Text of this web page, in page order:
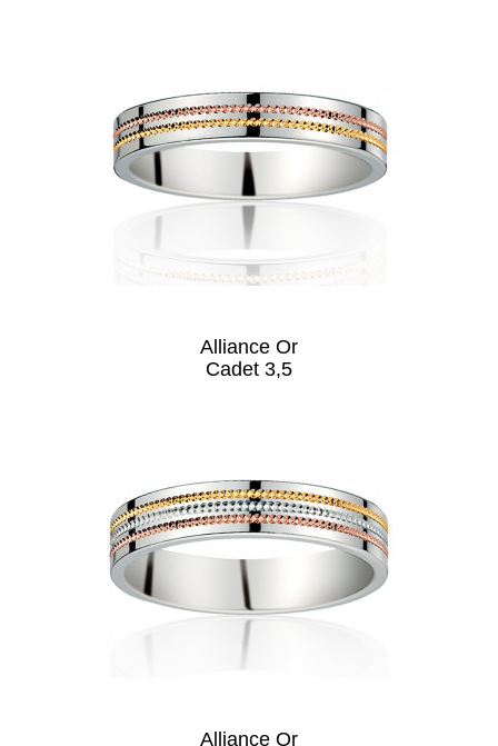
Alliance Or
Cadet 3,5
Alliance Or